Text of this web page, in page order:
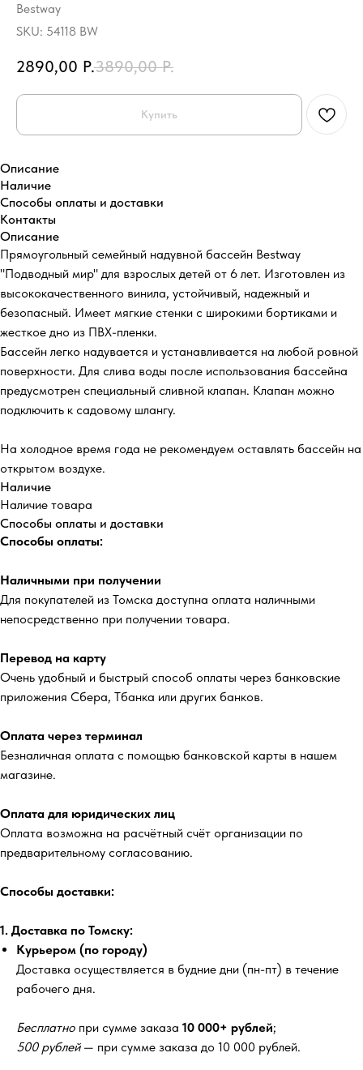
Bestway
SKU: 54118 BW
2890,00 Р.3890,00 Р.
Купить
Описание
Наличие
Способы оплаты и доставки
Контакты
Описание
Прямоугольный семейный надувной бассейн Bestway
"Подводный мир" для взрослых детей от 6 лет. Изготовлен из
высококачественного винила, устойчивый, надежный и
безопасный. Имеет мягкие стенки с широкими бортиками и
жесткое дно из ПВХ-пленки.
Бассейн легко надувается и устанавливается на любой ровной
поверхности. Для слива воды после использования бассейна
предусмотрен специальный сливной клапан. Клапан можно
подключить к садовому шлангу.
На холодное время года не рекомендуем оставлять бассейн на
открытом воздухе.
Наличие
Наличие товара
Способы оплаты и доставки
Способы оплаты:
Наличными при получении
Для покупателей из Томска доступна оплата наличными
непосредственно при получении товара.
Перевод на карту
Очень удобный и быстрый способ оплаты через банковские
приложения Сбера, Тбанка или других банков.
Оплата через терминал
Безналичная оплата с помощью банковской карты в нашем
магазине.
Оплата для юридических лиц
Оплата возможна на расчётный счёт организации по
предварительному согласованию.
Способы доставки:
1. Доставка по Томску:
Курьером (по городу)
Доставка осуществляется в будние дни (пн-пт) в течение
рабочего дня.
Бесплатно при сумме заказа 10 000+ рублей;
500 рублей— при сумме заказа до 10 000 рублей.